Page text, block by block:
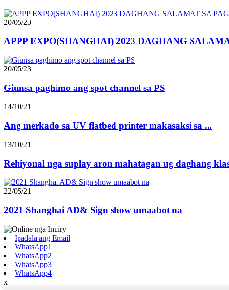
20/05/23
APPP EXPO(SHANGHAI) 2023 DAGHANG
20/05/23
Giunsa paghimo ang spot channel sa PS
14/10/21
Ang merkado sa UV flatbed printer makasaksi sa ...
13/10/21
Rehiyonal nga suplay aron mahatagan ug daghang
22/05/21
2021 Shanghai AD& Sign show umaabot na
Ipadala ang Email
WhatsApp1
WhatsApp2
WhatsApp3
WhatsApp4
x